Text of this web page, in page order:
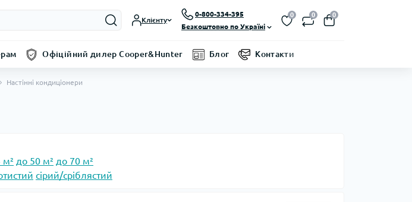
Клієнту
0-800-334-395
Безкоштовно по Україні
0 0 0
Офіційний дилер Cooper&Hunter Блог Контакти
Настінні кондиціонери
м² до 50 м² до 70 м²
сірий/сріблястий